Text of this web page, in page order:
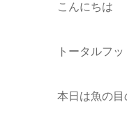
こんにちは
トータルフ
本日は魚の目